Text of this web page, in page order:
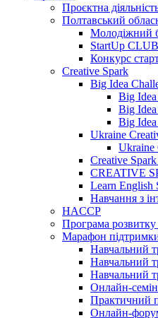
Проєктна
Полтавський
Молодіжний
StartUp
Конкурс
Creative Spark
Big Idea
Big
Big Idea
Big
Ukraine
Ukraine
Creative
CREATIVE
Learn English
Навчання з
HACCP
Програма розвитку
Марафон підтримки
Навчальний
Навчальний
Навчальний
Онлайн-
Практичний
Онлайн-